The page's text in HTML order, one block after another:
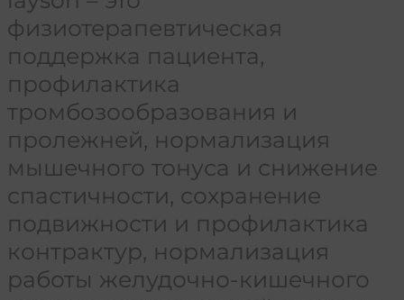
физиотерапевтическая
поддержка пациента,
профилактика
тромбозообразования и
пролежней, нормализация
мышечного тонуса и снижение
спастичности, сохранение
подвижности и профилактика
контрактур, нормализация
работы желудочно-кишечного